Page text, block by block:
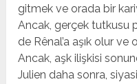
gitmek ve orada bir
Ancak, gerçek tutkusu
de Rênal’a aşık olur
Ancak, aşk ilişkisi
Julien daha sonra,